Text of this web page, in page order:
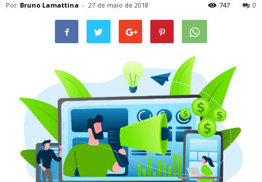
Por Bruno Lamattina - 27 de maio de 2018 0
747